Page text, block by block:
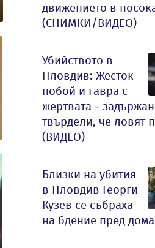
движението в
(СНИМКИ/ВИДЕО)
Убийството в
Пловдив: Жесток
побой и гавра с
жертвата -
твърдели, че ловят
(ВИДЕО)
Близки на убития
в Пловдив Георги
Кузев се събраха
на бдение пред